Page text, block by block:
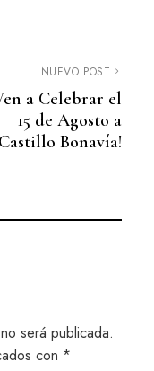
NUEVO POST
a Celebrar el
15 de Agosto a
Castillo Bonavía!
será publicada.
con *